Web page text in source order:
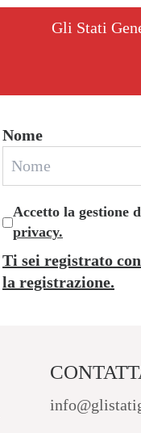
Gli Stati
Nome
Accetto la gestione
privacy.
Ti sei registrato
la registrazione.